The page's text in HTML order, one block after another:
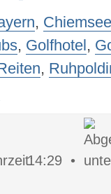
, Chiemsee
, Golfhotel,
,
14:29 •